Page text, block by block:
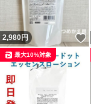
2,980円
最大10%対象